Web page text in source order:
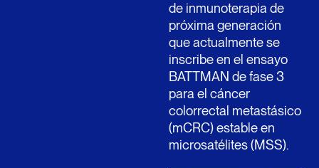
de inmunoterapia de
próxima generación
que actualmente se
inscribe en el ensayo
BATTMAN de fase 3
para el cáncer
colorrectal metastásico
(mCRC) estable en
microsatélites (MSS).